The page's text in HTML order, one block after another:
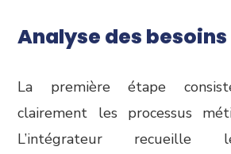
Analyse des besoins
La première étape
clairement les processus
L’intégrateur recueille